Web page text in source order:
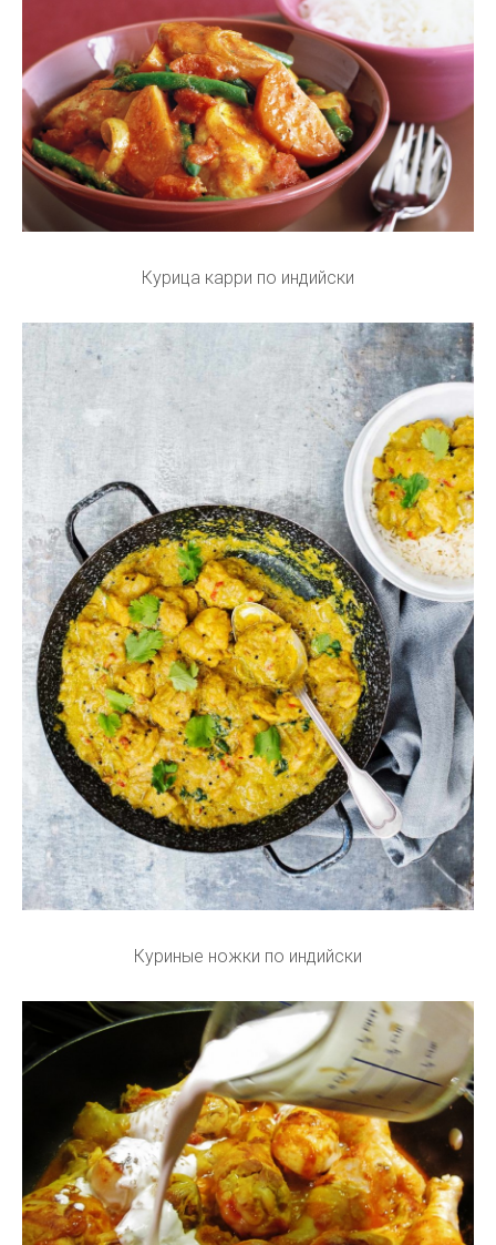
Курица карри по индийски
Куриные ножки по индийски